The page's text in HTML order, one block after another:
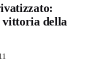
vittoria della